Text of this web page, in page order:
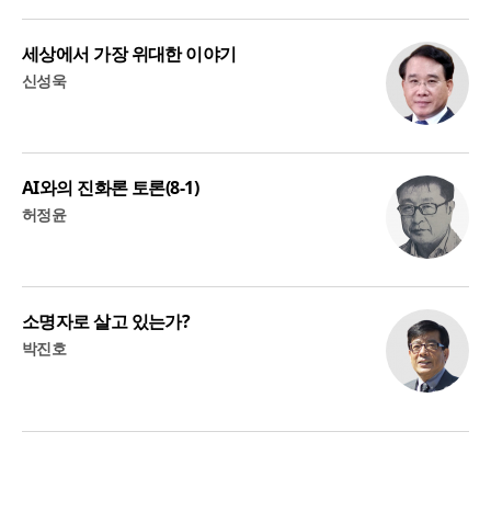
세상에서 가장 위대한 이야기
신성욱
AI와의 진화론 토론(8-1)
허정윤
소명자로 살고 있는가?
박진호